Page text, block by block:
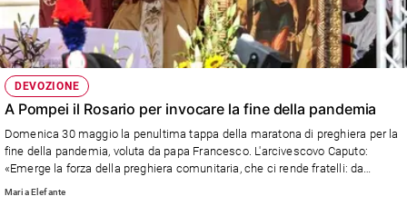
DEVOZIONE
A Pompei il Rosario per invocare la fine della pandemia
Domenica 30 maggio la penultima tappa della maratona di preghiera per la
fine della pandemia, voluta da papa Francesco. L'arcivescovo Caputo:
«Emerge la forza della preghiera comunitaria, che ci rende fratelli: da
Sydney a Efeso, da Cuba a Nagasaki, dal Myanmar al Messico, da
Maria Elefante